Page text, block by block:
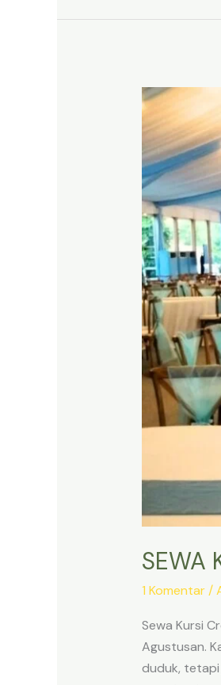
JAKARTA
SEWA
1 Komentar /
Sewa Kursi
Agustusan.
duduk, tetapi